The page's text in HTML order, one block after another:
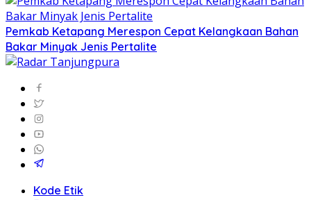
Pemkab Ketapang Merespon Cepat Kelangkaan Bahan
Bakar Minyak Jenis Pertalite
Kode Etik